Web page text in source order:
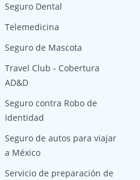
Seguro Dental
Telemedicina
Seguro de Mascota
Travel Club - Cobertura
AD&D
Seguro contra Robo de
Identidad
Seguro de autos para viajar
a México
Servicio de preparación de